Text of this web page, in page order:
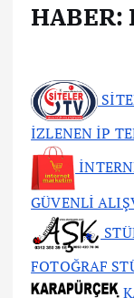
İZLENEN İP
GÜVENLİ
FOTOĞRAF